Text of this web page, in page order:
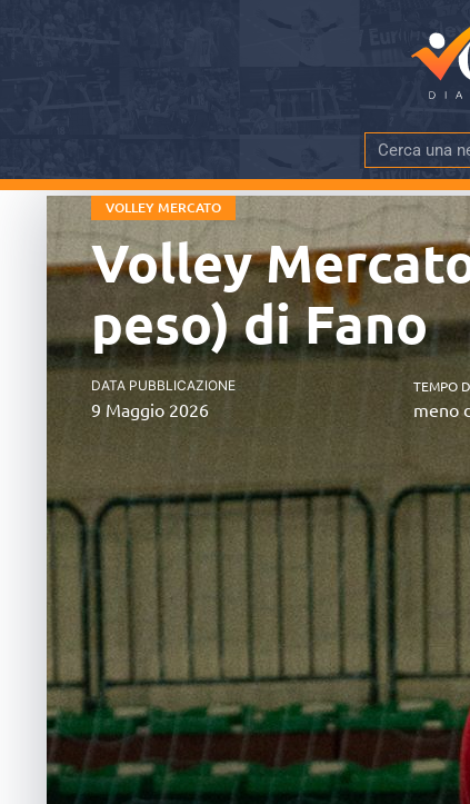
VOLLEY MERCATO
Volley
peso) di Fano
DATA PUBBLICAZIONE
9 Maggio 2026
TEMPO
meno